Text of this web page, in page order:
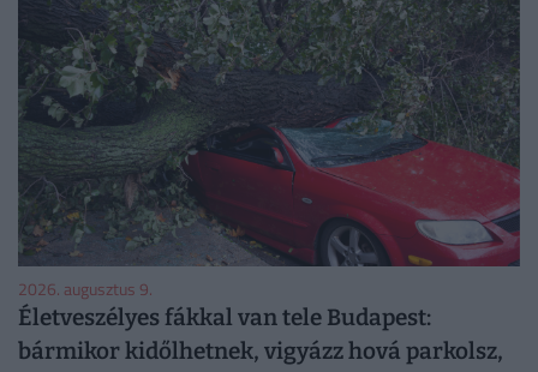
2026. augusztus 9.
Életveszélyes fákkal van tele Budapest:
bármikor kidőlhetnek, vigyázz hová parkolsz,